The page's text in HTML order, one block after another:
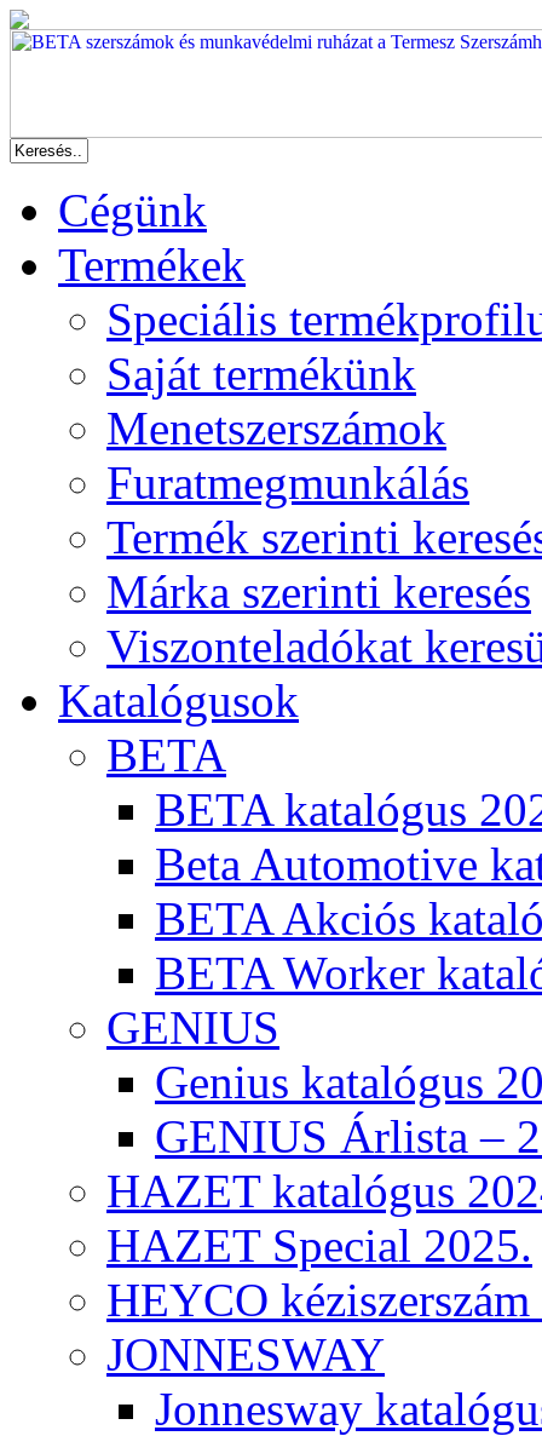
Cégünk
Termékek
Speciális
Saját termékünk
Menetszerszámok
Furatmegmunkálás
Termék szerinti
Márka szerinti keresés
Viszonteladókat
Katalógusok
BETA
BETA katalógus
Beta Automotive
BETA Akciós
BETA Worker
GENIUS
Genius katalógus
GENIUS Árlista –
HAZET katalógus
HAZET Special 2025.
HEYCO
JONNESWAY
Jonnesway